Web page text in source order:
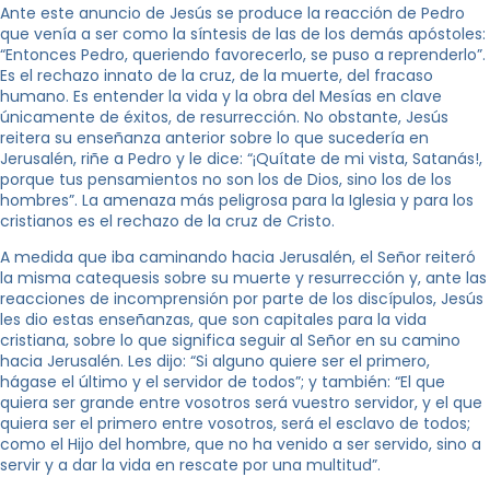
Ante este anuncio de Jesús se produce la reacción de Pedro
que venía a ser como la síntesis de las de los demás apóstoles:
“Entonces Pedro, queriendo favorecerlo, se puso a reprenderlo”.
Es el rechazo innato de la cruz, de la muerte, del fracaso
humano. Es entender la vida y la obra del Mesías en clave
únicamente de éxitos, de resurrección. No obstante, Jesús
reitera su enseñanza anterior sobre lo que sucedería en
Jerusalén, riñe a Pedro y le dice: “¡Quítate de mi vista, Satanás!,
porque tus pensamientos no son los de Dios, sino los de los
hombres”. La amenaza más peligrosa para la Iglesia y para los
cristianos es el rechazo de la cruz de Cristo.
A medida que iba caminando hacia Jerusalén, el Señor reiteró
la misma catequesis sobre su muerte y resurrección y, ante las
reacciones de incomprensión por parte de los discípulos, Jesús
les dio estas enseñanzas, que son capitales para la vida
cristiana, sobre lo que significa seguir al Señor en su camino
hacia Jerusalén. Les dijo: “Si alguno quiere ser el primero,
hágase el último y el servidor de todos”; y también: “El que
quiera ser grande entre vosotros será vuestro servidor, y el que
quiera ser el primero entre vosotros, será el esclavo de todos;
como el Hijo del hombre, que no ha venido a ser servido, sino a
servir y a dar la vida en rescate por una multitud”.